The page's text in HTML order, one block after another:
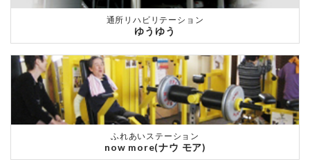
通所リハビリテーション
ゆうゆう
ふれあいステーション
now more(ナウ モア)